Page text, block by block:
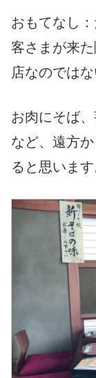
おもてなし
客さまが来
店なのでは
お肉にそば
など、遠方
ると思います